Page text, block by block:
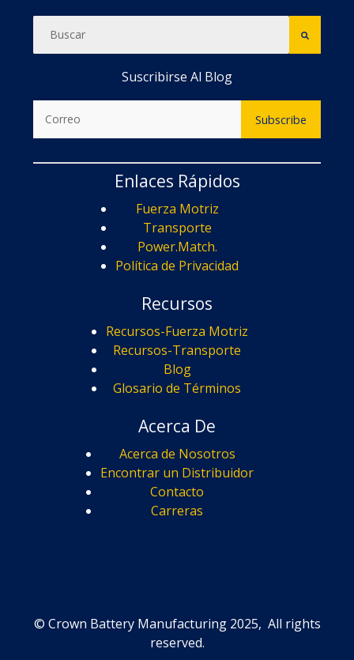
Suscribirse Al Blog
Enlaces Rápidos
Fuerza Motriz
Transporte
Power.Match.
Política de Privacidad
Recursos
Recursos-Fuerza Motriz
Recursos-Transporte
Blog
Glosario de Términos
Acerca De
Acerca de Nosotros
Encontrar un Distribuidor
Contacto
Carreras
© Crown Battery Manufacturing 2025, All rights
reserved.